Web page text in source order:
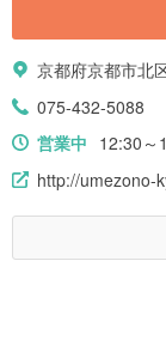
京都府京都市北
075-432-5088
営業中 12:30～
http://umezono-